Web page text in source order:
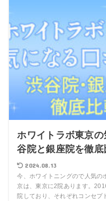
ホワイトラボ東京
谷院と銀座院を徹底
2024.08.13
今、ホワイトニングので人気の
京は、東京に2院あります。
院しており、それぞれコンセプ